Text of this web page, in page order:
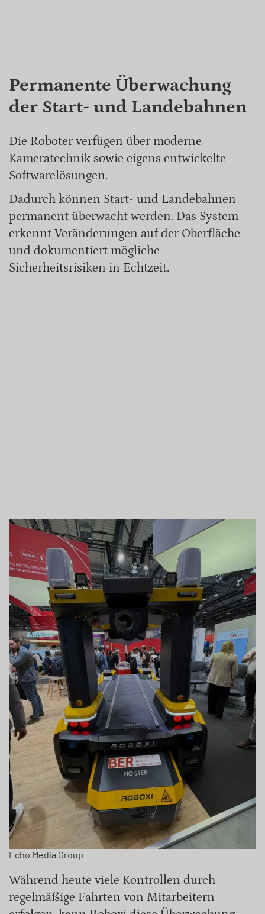
Permanente Überwachung
der Start- und Landebahnen
Die Roboter verfügen über moderne
Kameratechnik sowie eigens entwickelte
Softwarelösungen.
Dadurch können Start- und Landebahnen
permanent überwacht werden. Das System
erkennt Veränderungen auf der Oberfläche
und dokumentiert mögliche
Sicherheitsrisiken in Echtzeit.
Echo Media Group
Während heute viele Kontrollen durch
regelmäßige Fahrten von Mitarbeitern